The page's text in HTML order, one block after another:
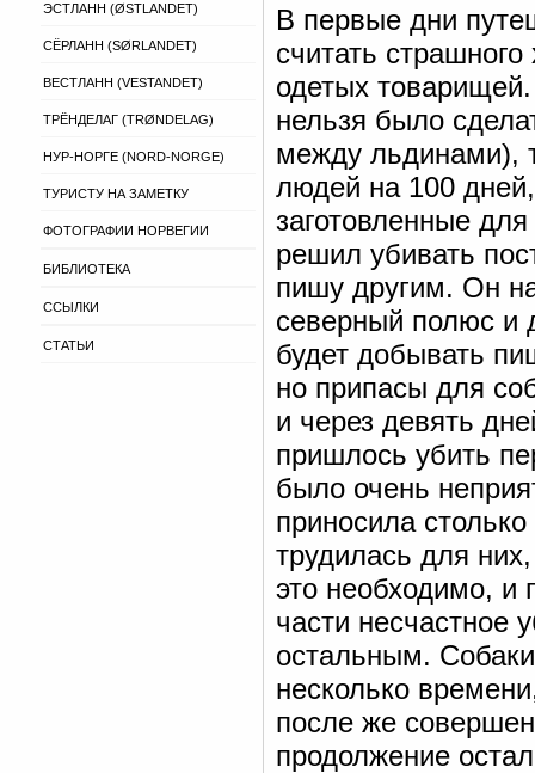
ЭСТЛАНН (ØSTLANDET)
СЁРЛАНН (SØRLANDET)
ВЕСТЛАНН (VESTANDET)
ТРЁНДЕЛАГ (TRØNDELAG)
НУР-НОРГЕ (NORD-NORGE)
ТУРИСТУ НА ЗАМЕТКУ
ФОТОГРАФИИ НОРВЕГИИ
БИБЛИОТЕКА
ССЫЛКИ
СТАТЬИ
В первые дни
считать
одетых
нельзя было
между льдинами),
людей на 100
заготовленные
решил убивать
пишу другим. Он
северный полюс и
будет добывать
но припасы для
и через девять
пришлось убить
было очень
приносила
трудилась для
это необходимо, и
части несчастное
остальным.
несколько
после же
продолжение